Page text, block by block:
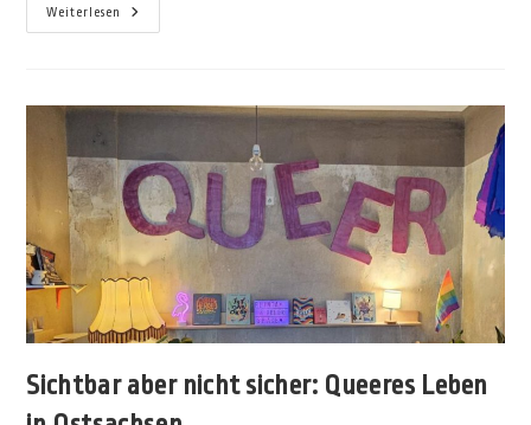
Weiterlesen
Sichtbar aber nicht sicher: Queeres Leben